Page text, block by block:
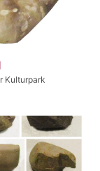
Kulturpark